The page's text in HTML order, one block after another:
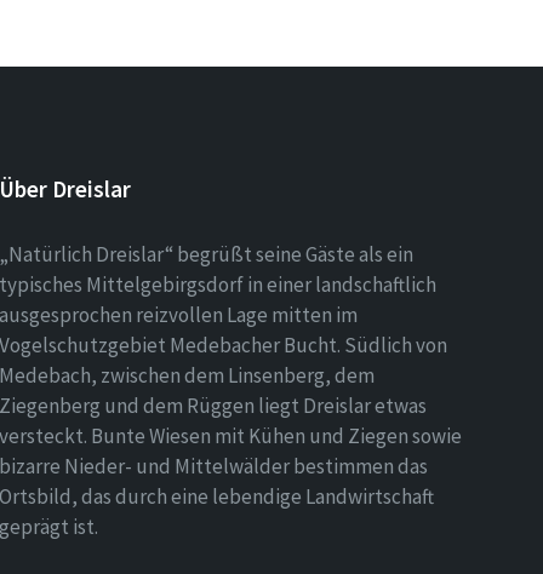
Über Dreislar
„Natürlich Dreislar“ begrüßt seine Gäste als ein
typisches Mittelgebirgsdorf in einer landschaftlich
ausgesprochen reizvollen Lage mitten im
Vogelschutzgebiet Medebacher Bucht. Südlich von
Medebach, zwischen dem Linsenberg, dem
Ziegenberg und dem Rüggen liegt Dreislar etwas
versteckt. Bunte Wiesen mit Kühen und Ziegen sowie
bizarre Nieder- und Mittelwälder bestimmen das
Ortsbild, das durch eine lebendige Landwirtschaft
geprägt ist.